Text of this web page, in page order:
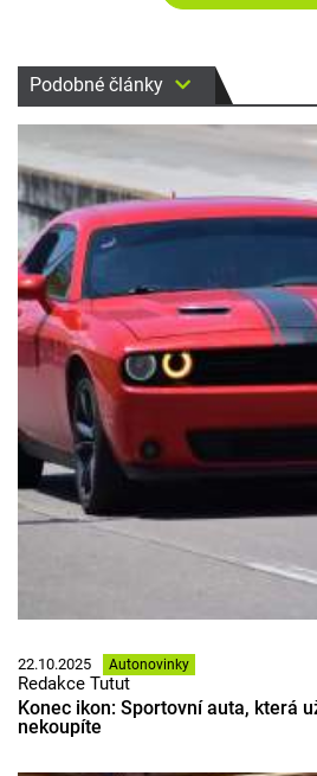
Podobné články
22.10.2025 Autonovinky
Redakce Tutut
Konec ikon: Sportovní auta, která
nekoupíte